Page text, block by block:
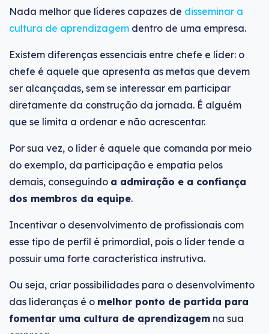
Nada melhor que líderes capazes de disseminar a
cultura de aprendizagem dentro de uma empresa.
Existem diferenças essenciais entre chefe e líder: o
chefe é aquele que apresenta as metas que devem
ser alcançadas, sem se interessar em participar
diretamente da construção da jornada. É alguém
que se limita a ordenar e não acrescentar.
Por sua vez, o líder é aquele que comanda por meio
do exemplo, da participação e empatia pelos
demais, conseguindo a admiração e a confiança
dos membros da equipe.
Incentivar o desenvolvimento de profissionais com
esse tipo de perfil é primordial, pois o líder tende a
possuir uma forte característica instrutiva.
Ou seja, criar possibilidades para o desenvolvimento
das lideranças é o melhor ponto de partida para
fomentar uma cultura de aprendizagem na sua